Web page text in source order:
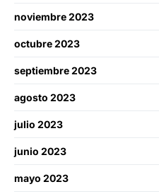
noviembre 2023
octubre 2023
septiembre 2023
agosto 2023
julio 2023
junio 2023
mayo 2023